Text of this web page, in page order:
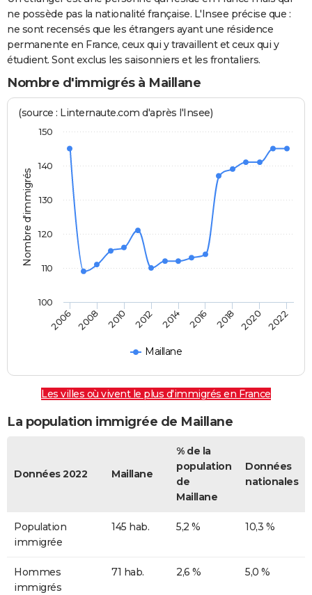
ne possède pas la nationalité française. L'Insee précise que :
ne sont recensés que les étrangers ayant une résidence
permanente en France, ceux qui y travaillent et ceux qui y
étudient. Sont exclus les saisonniers et les frontaliers.
Nombre d'immigrés à Maillane
Nombre d'immigrés
(source : Linternaute.com d'après l'Insee)
Maillane
2006 2008 2010 2012 2014 2016 2018 2020 2022
100
110
120
130
140
150
Les villes où vivent le plus d'immigrés en France
La population immigrée de Maillane
Données 2022 Maillane
% de la
population
de
Maillane
Données
nationales
Population
immigrée
145 hab. 5,2 % 10,3 %
Hommes
immigrés
71 hab. 2,6 % 5,0 %